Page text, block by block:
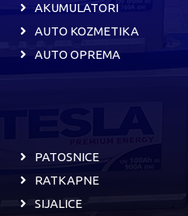
AKUMULATORI
AUTO KOZMETIKA
AUTO OPREMA
PATOSNICE
RATKAPNE
SIJALICE